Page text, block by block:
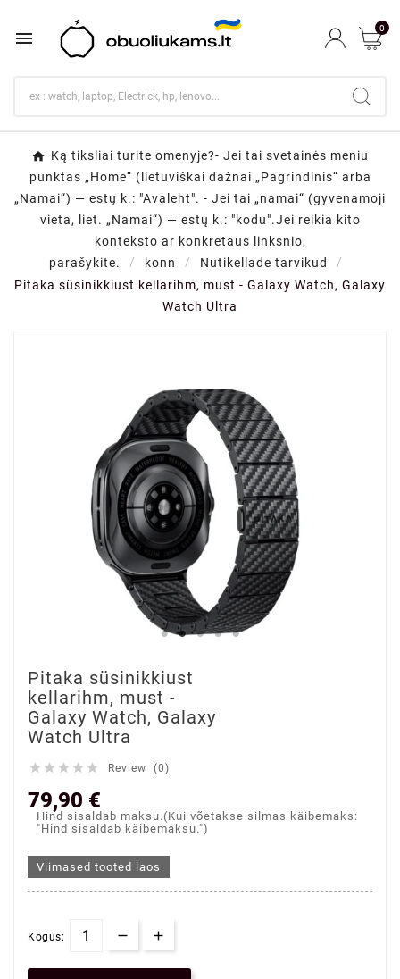
 0
Ką tiksliai turite omenyje?- Jei tai svetainės meniu
punktas „Home“ (lietuviškai dažnai „Pagrindinis“ arba
„Namai“) — estų k.: "Avaleht". - Jei tai „namai“ (gyvenamoji
vieta, liet. „Namai“) — estų k.: "kodu".Jei reikia kito
konteksto ar konkretaus linksnio,
parašykite.
konn
Nutikellade tarvikud
Pitaka süsinikkiust kellarihm, must - Galaxy Watch, Galaxy
Watch Ultra
Pitaka süsinikkiust
kellarihm, must -
Galaxy Watch, Galaxy
Watch Ultra
     Review (0)
79,90 €
Hind sisaldab maksu.(Kui võetakse silmas käibemaks:
"Hind sisaldab käibemaksu.")
Viimased tooted laos
Kogus: